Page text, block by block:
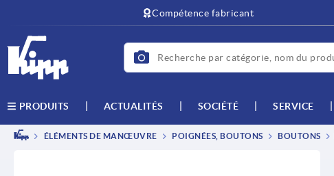
Compétence fabricant
PRODUITS ACTUALITÉS SOCIÉTÉ SERVICE
ÉLÉMENTS DE MANŒUVRE POIGNÉES, BOUTONS BOUTONS